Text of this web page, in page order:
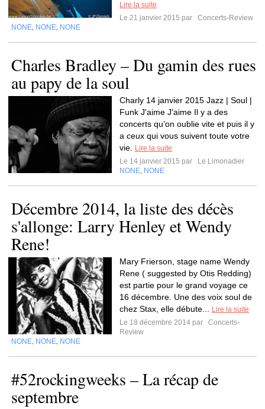
Lire la suite
Le 21 janvier 2015 par
Concerts-Review
NONE NONE NONE
Charles Bradley – Du gamin des rues
au papy de la soul
Charly 14 janvier 2015 Jazz | Soul |
Funk J'aime J'aime Il y a des
concerts qu’on oublie vite et puis il y
a ceux qui vous suivent toute votre
vie.
Lire la suite
Le 14 janvier 2015 par
Le Limonadier
NONE NONE
Décembre 2014, la liste des décès
s'allonge: Larry Henley et Wendy
Rene!
Mary Frierson, stage name Wendy
Rene ( suggested by Otis Redding)
est partie pour le grand voyage ce
16 décembre. Une des voix soul de
chez Stax, elle débute...
Lire la suite
Le 18 décembre 2014 par
Concerts-
Review
NONE NONE NONE
#52rockingweeks – La récap de
septembre